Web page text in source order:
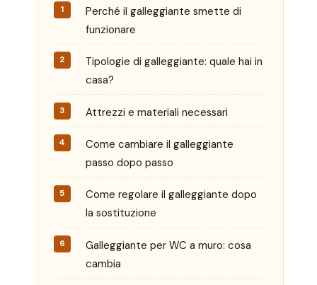
Perché il galleggiante smette di
funzionare
Tipologie di galleggiante: quale hai in
casa?
Attrezzi e materiali necessari
Come cambiare il galleggiante
passo dopo passo
Come regolare il galleggiante dopo
la sostituzione
Galleggiante per WC a muro: cosa
cambia